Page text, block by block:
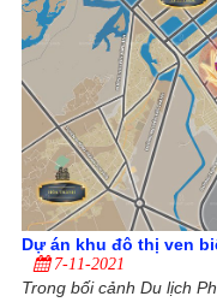
Dự án khu đô thị ven
7-11-2021
Trong bối cảnh Du lịch